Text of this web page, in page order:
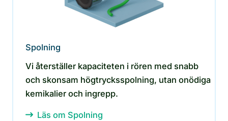
Spolning
Vi återställer kapaciteten i rören med snabb
och skonsam högtrycksspolning, utan onödiga
kemikalier och ingrepp.
Läs om Spolning